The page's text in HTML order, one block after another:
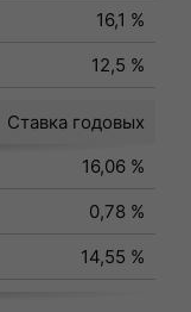
16,1 %
12,5 %
Ставка годовых
16,06 %
0,78 %
14,55 %